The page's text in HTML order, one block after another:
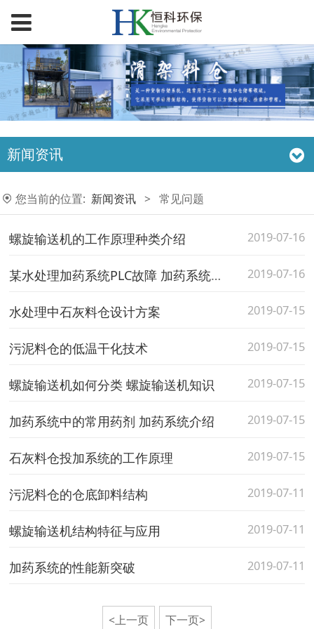
新闻资讯
您当前的位置: 新闻资讯 > 常见问题
螺旋输送机的工作原理种类介绍 2019-07-16
某水处理加药系统PLC故障 加药系统案例分析 2019-07-16
水处理中石灰料仓设计方案 2019-07-15
污泥料仓的低温干化技术 2019-07-15
螺旋输送机如何分类 螺旋输送机知识 2019-07-15
加药系统中的常用药剂 加药系统介绍 2019-07-15
石灰料仓投加系统的工作原理 2019-07-15
污泥料仓的仓底卸料结构 2019-07-11
螺旋输送机结构特征与应用 2019-07-11
加药系统的性能新突破 2019-07-11
<上一页 下一页>